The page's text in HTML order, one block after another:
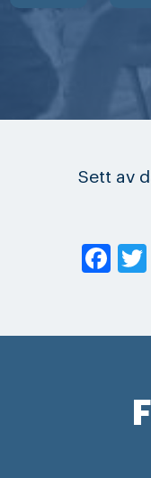
Sett av